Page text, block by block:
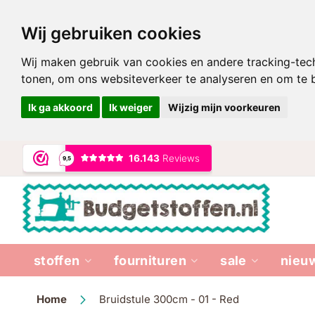
Wij gebruiken cookies
Wij maken gebruik van cookies en andere tracking-
tonen, om ons websiteverkeer te analyseren en om
Ik ga akkoord Ik weiger Wijzig mijn voorkeuren
Ga
naar
de
inhoud
stoffen fournituren sale
Home Bruidstule 300cm - 01 - Red